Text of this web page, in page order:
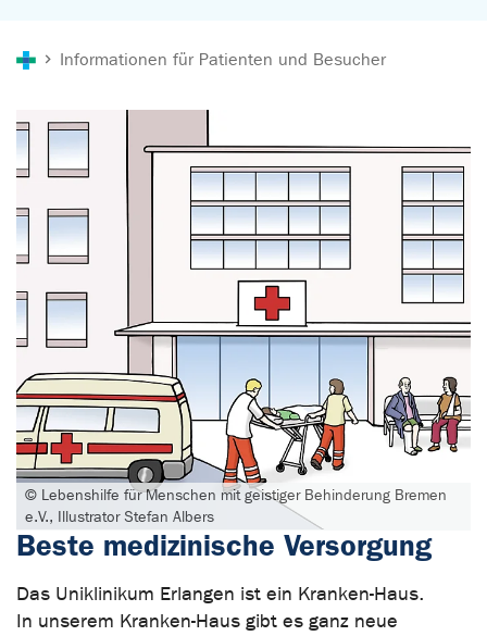
Informationen für Patienten und Besucher
© Lebenshilfe für Menschen mit geistiger Behinderung Bremen
e.V., Illustrator Stefan Albers
Beste medizinische Versorgung
Das Uniklinikum Erlangen ist ein Kranken-Haus.
In unserem Kranken-Haus gibt es ganz neue